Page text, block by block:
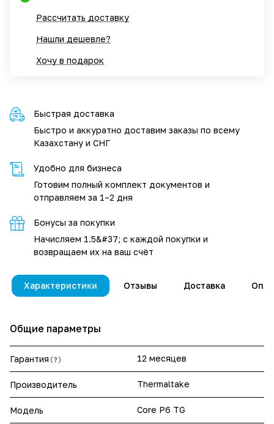
Рассчитать доставку
Нашли дешевле?
Хочу в подарок
Быстрая доставка
Быстро и аккуратно доставим заказы по всему
Казахстану и СНГ
Удобно для бизнеса
Готовим полный комплект документов и
отправляем за 1–2 дня
Бонусы за покупки
Начисляем 1.5&#37; с каждой покупки и
возвращаем их на ваш счёт
Характеристики Отзывы Доставка
Общие параметры
Гарантия ? 12 месяцев
Производитель Thermaltake
Модель Core P6 TG